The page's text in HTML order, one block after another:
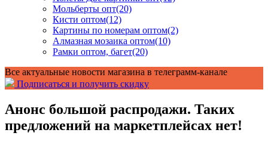
Мольберты опт(20)
Кисти оптом(12)
Картины по номерам оптом(2)
Алмазная мозаика оптом(10)
Рамки оптом, багет(20)
Все актуальные новости магазина в телеграмм-канале
Подписаться и получить скидку
Анонс большой распродажи. Таких
предложений на маркетплейсах нет!